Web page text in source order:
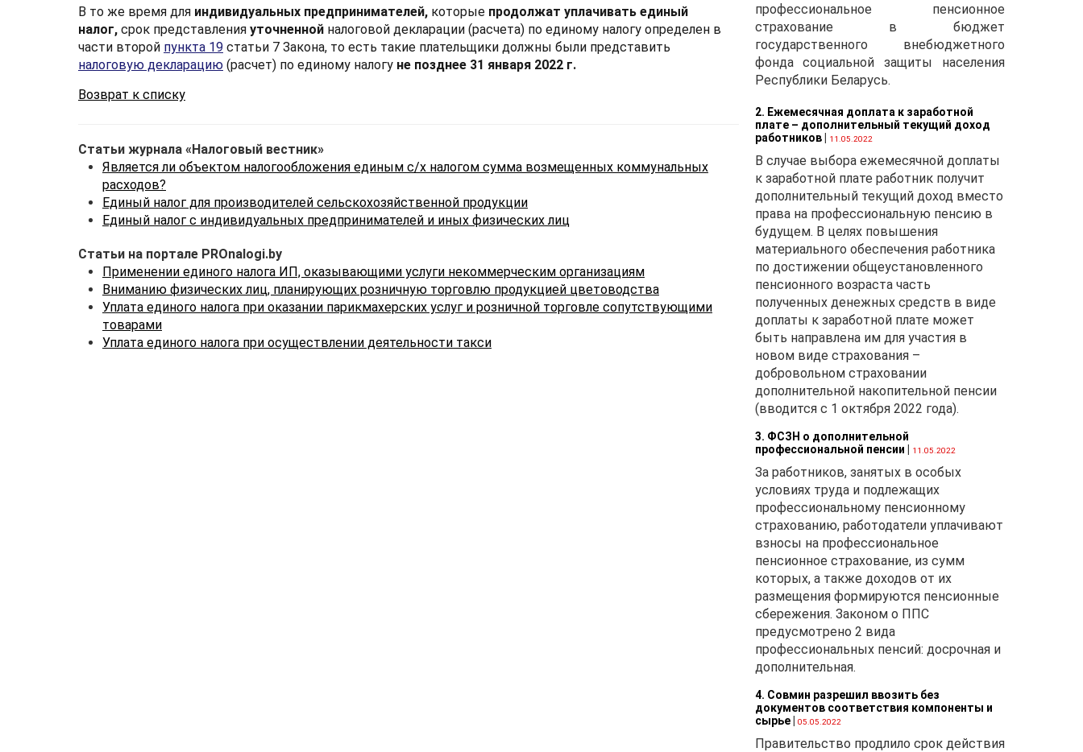
В то же время для индивидуальных предпринимателей, которые продолжат уплачивать единый
налог, срок представления уточненной налоговой декларации (расчета) по единому налогу определен в
части второй пункта 19 статьи 7 Закона, то есть такие плательщики должны были представить
налоговую декларацию (расчет) по единому налогу не позднее 31 января 2022 г.
Возврат к списку
Статьи журнала «Налоговый вестник»
Является ли объектом налогообложения единым с/х налогом сумма возмещенных коммунальных
расходов?
Единый налог для производителей сельскохозяйственной продукции
Единый налог с индивидуальных предпринимателей и иных физических лиц
Статьи на портале PROnalogi.by
Применении единого налога ИП, оказывающими услуги некоммерческим организациям
Вниманию физических лиц, планирующих розничную торговлю продукцией цветоводства
Уплата единого налога при оказании парикмахерских услуг и розничной торговле сопутствующими
товарами
Уплата единого налога при осуществлении деятельности такси
профессиональное пенсионное
страхование в бюджет
государственного внебюджетного
фонда социальной защиты населения
Республики Беларусь.
2. Ежемесячная доплата к заработной
плате – дополнительный текущий доход
работников| 11.05.2022
В случае выбора ежемесячной доплаты
к заработной плате работник получит
дополнительный текущий доход вместо
права на профессиональную пенсию в
будущем. В целях повышения
материального обеспечения работника
по достижении общеустановленного
пенсионного возраста часть
полученных денежных средств в виде
доплаты к заработной плате может
быть направлена им для участия в
новом виде страхования –
добровольном страховании
дополнительной накопительной пенсии
(вводится с 1 октября 2022 года).
3. ФСЗН о дополнительной
профессиональной пенсии
11.05.2022
За работников, занятых в особых
условиях труда и подлежащих
профессиональному пенсионному
страхованию, работодатели уплачивают
взносы на профессиональное
пенсионное страхование, из сумм
которых, а также доходов от их
размещения формируются пенсионные
сбережения. Законом о ППС
предусмотрено 2 вида
профессиональных пенсий: досрочная и
дополнительная.
4. Совмин разрешил ввозить без
документов соответствия компоненты и
сырье| 05.05.2022
Правительство продлило срок действия